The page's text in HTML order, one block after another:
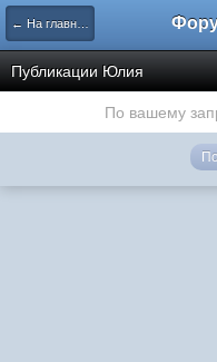
← На главную
Публикации Юлия
По вашему